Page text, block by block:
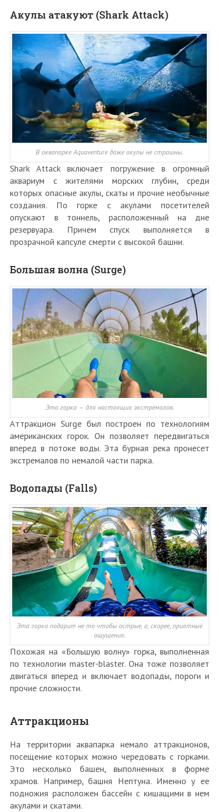
Акулы атакуют (Shark Attack)
В аквапарке Aquaventure даже акулы не страшны.
Shark Attack включает погружение в огромный
аквариум с жителями морских глубин, среди
которых опасные акулы, скаты и прочие необычные
создания. По горке с акулами посетителей
опускают в тоннель, расположенный на дне
резервуара. Причем спуск выполняется в
прозрачной капсуле смерти с высокой башни.
Большая волна (Surge)
Эта горка — для настоящих экстремалов.
Аттракцион Surge был построен по технологиям
американских горок. Он позволяет передвигаться
вперед в потоке воды. Эта бурная река пронесет
экстремалов по немалой части парка.
Водопады (Falls)
Эта горка подарит не то чтобы острые, а, скорее, приятные
ощущения.
Похожая на «Большую волну» горка, выполненная
по технологии master-blaster. Она тоже позволяет
двигаться вперед и включает водопады, пороги и
прочие сложности.
Аттракционы
На территории аквапарка немало аттракционов,
посещение которых можно чередовать с горками.
Это несколько башен, выполненных в форме
храмов. Например, башня Нептуна. Именно у ее
подножия расположен бассейн с кишащими в нем
акулами и скатами.